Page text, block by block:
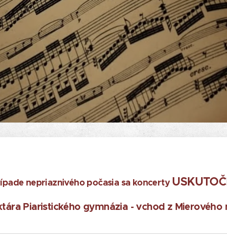
nepriaznivého počasia sa koncerty
Piaristického gymnázia - vchod z